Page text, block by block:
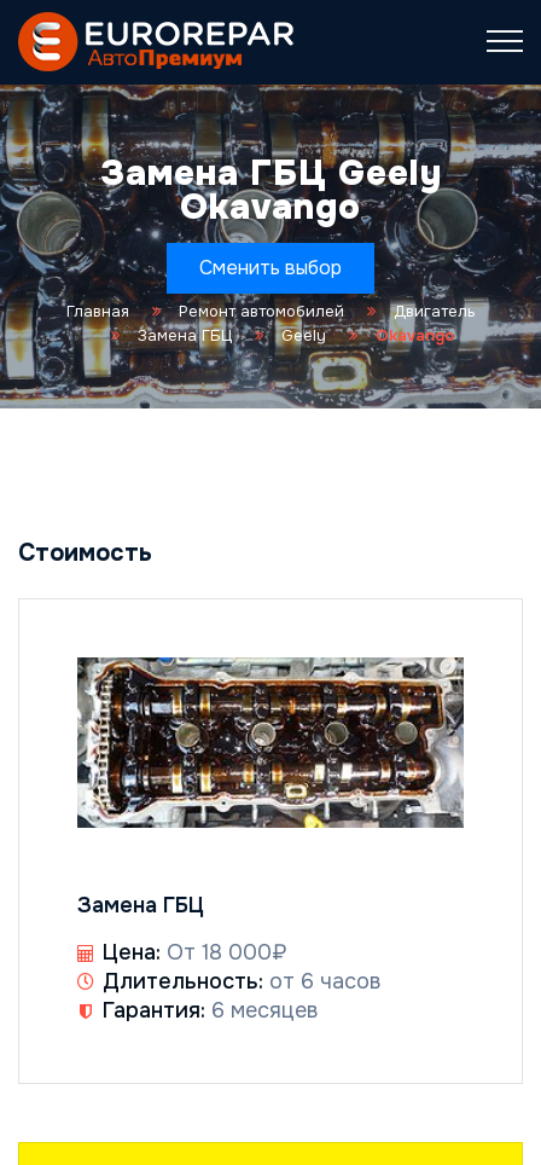
Замена ГБЦ Geely
Okavango
Сменить выбор
Главная Ремонт автомобилей
Двигатель
Замена ГБЦ
Geely Okavango
Стоимость
Замена ГБЦ
Цена: От 18 000₽
Длительность: от 6 часов
Гарантия: 6 месяцев